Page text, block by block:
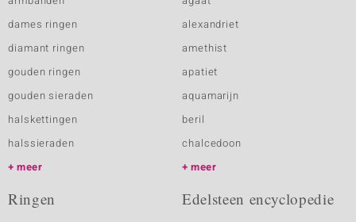
dames ringen
diamant ringen
gouden ringen
gouden sieraden
halskettingen
halssieraden
meer
alexandriet
amethist
apatiet
aquamarijn
beril
chalcedoon
meer
Ringen Edelsteen encyclopedie